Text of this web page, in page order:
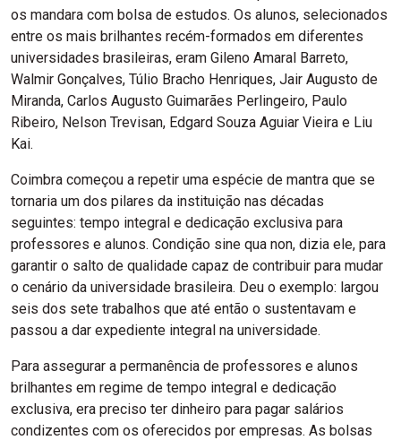
os mandara com bolsa de estudos. Os alunos, selecionados
entre os mais brilhantes recém-formados em diferentes
universidades brasileiras, eram Gileno Amaral Barreto,
Walmir Gonçalves, Túlio Bracho Henriques, Jair Augusto de
Miranda, Carlos Augusto Guimarães Perlingeiro, Paulo
Ribeiro, Nelson Trevisan, Edgard Souza Aguiar Vieira e Liu
Kai.
Coimbra começou a repetir uma espécie de mantra que se
tornaria um dos pilares da instituição nas décadas
seguintes: tempo integral e dedicação exclusiva para
professores e alunos. Condição sine qua non, dizia ele, para
garantir o salto de qualidade capaz de contribuir para mudar
o cenário da universidade brasileira. Deu o exemplo: largou
seis dos sete trabalhos que até então o sustentavam e
passou a dar expediente integral na universidade.
Para assegurar a permanência de professores e alunos
brilhantes em regime de tempo integral e dedicação
exclusiva, era preciso ter dinheiro para pagar salários
condizentes com os oferecidos por empresas. As bolsas